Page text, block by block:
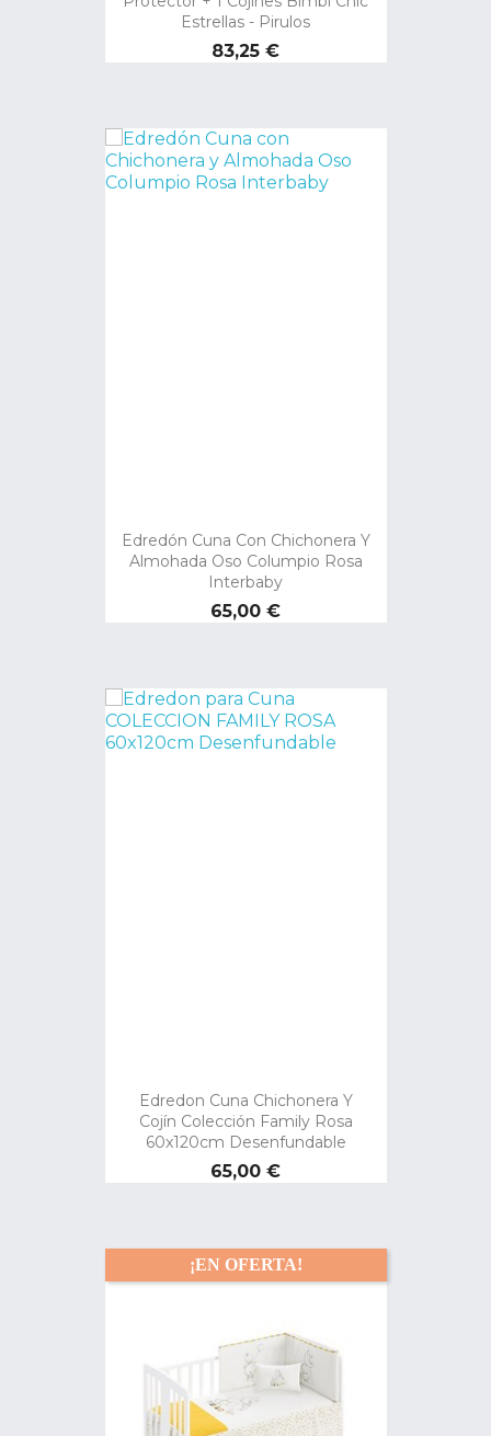
Estrellas - Pirulos
Precio
83,25 €
Edredón Cuna Con Chichonera Y
Almohada Oso Columpio Rosa
Interbaby
Precio
65,00 €
Edredon Cuna Chichonera Y
Cojín Colección Family Rosa
60x120cm Desenfundable
Precio
65,00 €
¡EN OFERTA!